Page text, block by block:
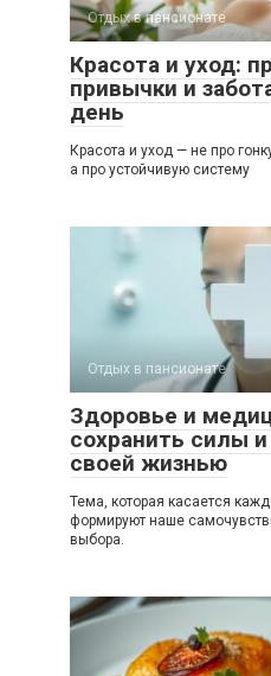
Отдых в пансионате
Красота и уход:
привычки и
день
Красота и уход — не про
а про устойчивую систему
Отдых в пансионате
Здоровье и
сохранить силы
своей жизнью
Тема, которая касается
формируют наше
выбора.